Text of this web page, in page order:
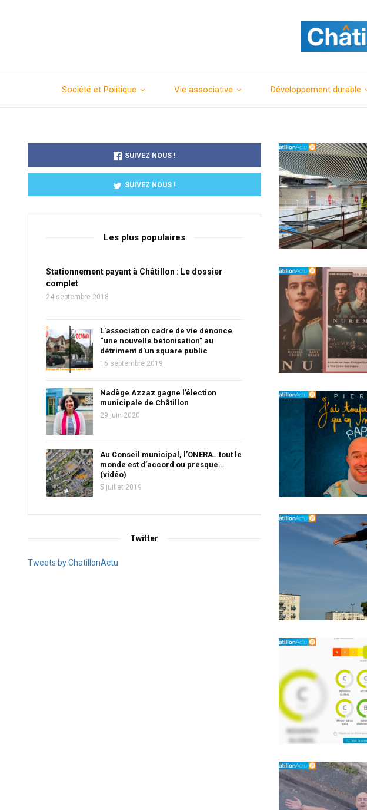
Société et Politique Vie associative Développement durable
SUIVEZ NOUS !
SUIVEZ NOUS !
Les plus populaires
Stationnement payant à Châtillon : Le dossier
complet
24 septembre 2018
L’association cadre de vie dénonce
“une nouvelle bétonisation” au
détriment d’un square public
16 septembre 2019
Nadège Azzaz gagne l’élection
municipale de Châtillon
29 juin 2020
Au Conseil municipal, l’ONERA…tout le
monde est d’accord ou presque…
(vidéo)
5 juillet 2019
Twitter
Tweets by ChatillonActu